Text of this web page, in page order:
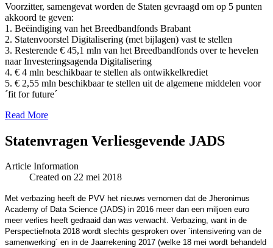
Voorzitter, samengevat worden de Staten gevraagd om op 5 punten
akkoord te geven:
1. Beëindiging van het Breedbandfonds Brabant
2. Statenvoorstel Digitalisering (met bijlagen) vast te stellen
3. Resterende € 45,1 mln van het Breedbandfonds over te hevelen
naar Investeringsagenda Digitalisering
4. € 4 mln beschikbaar te stellen als ontwikkelkrediet
5. € 2,55 mln beschikbaar te stellen uit de algemene middelen voor
´fit for future´
Read More
Statenvragen Verliesgevende JADS
Article Information
Created on 22 mei 2018
Met verbazing heeft de PVV het nieuws vernomen dat de Jheronimus
Academy of Data Science (JADS) in 2016 meer dan een miljoen euro
meer verlies heeft gedraaid dan was verwacht. Verbazing, want in de
Perspectiefnota 2018 wordt slechts gesproken over ´intensivering van de
samenwerking´ en in de Jaarrekening 2017 (welke 18 mei wordt behandeld